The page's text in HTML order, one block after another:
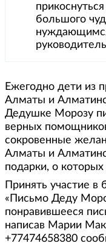
большого
Ежегодно дети из
Алматы и
Дедушке Морозу
верных
сокровенные
Алматы и
подарки, о
Принять участие в
«Письмо Деду
понравившееся
написав Марии
+77474658380